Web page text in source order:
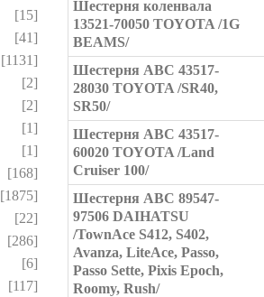
[15]
[41]
[1131]
[2]
[2]
[1]
[1]
[168]
[1875]
[22]
[286]
[6]
[117]
Шестерня коленвала
13521-70050 TOYOTA /1G
BEAMS/
Шестерня ABC 43517-
28030 TOYOTA /SR40,
SR50/
Шестерня ABC 43517-
60020 TOYOTA /Land
Cruiser 100/
Шестерня ABC 89547-
97506 DAIHATSU
/TownAce S412, S402,
Avanza, LiteAce, Passo,
Passo Sette, Pixis Epoch,
Roomy, Rush/